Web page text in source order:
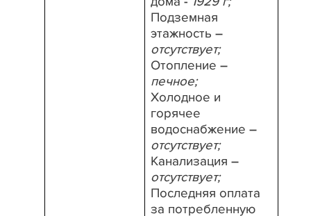
Подземная
этажность –
отсутствует;
Отопление –
печное;
Холодное и
горячее
водоснабжение –
отсутствует;
Канализация –
отсутствует;
Последняя оплата
за потребленную